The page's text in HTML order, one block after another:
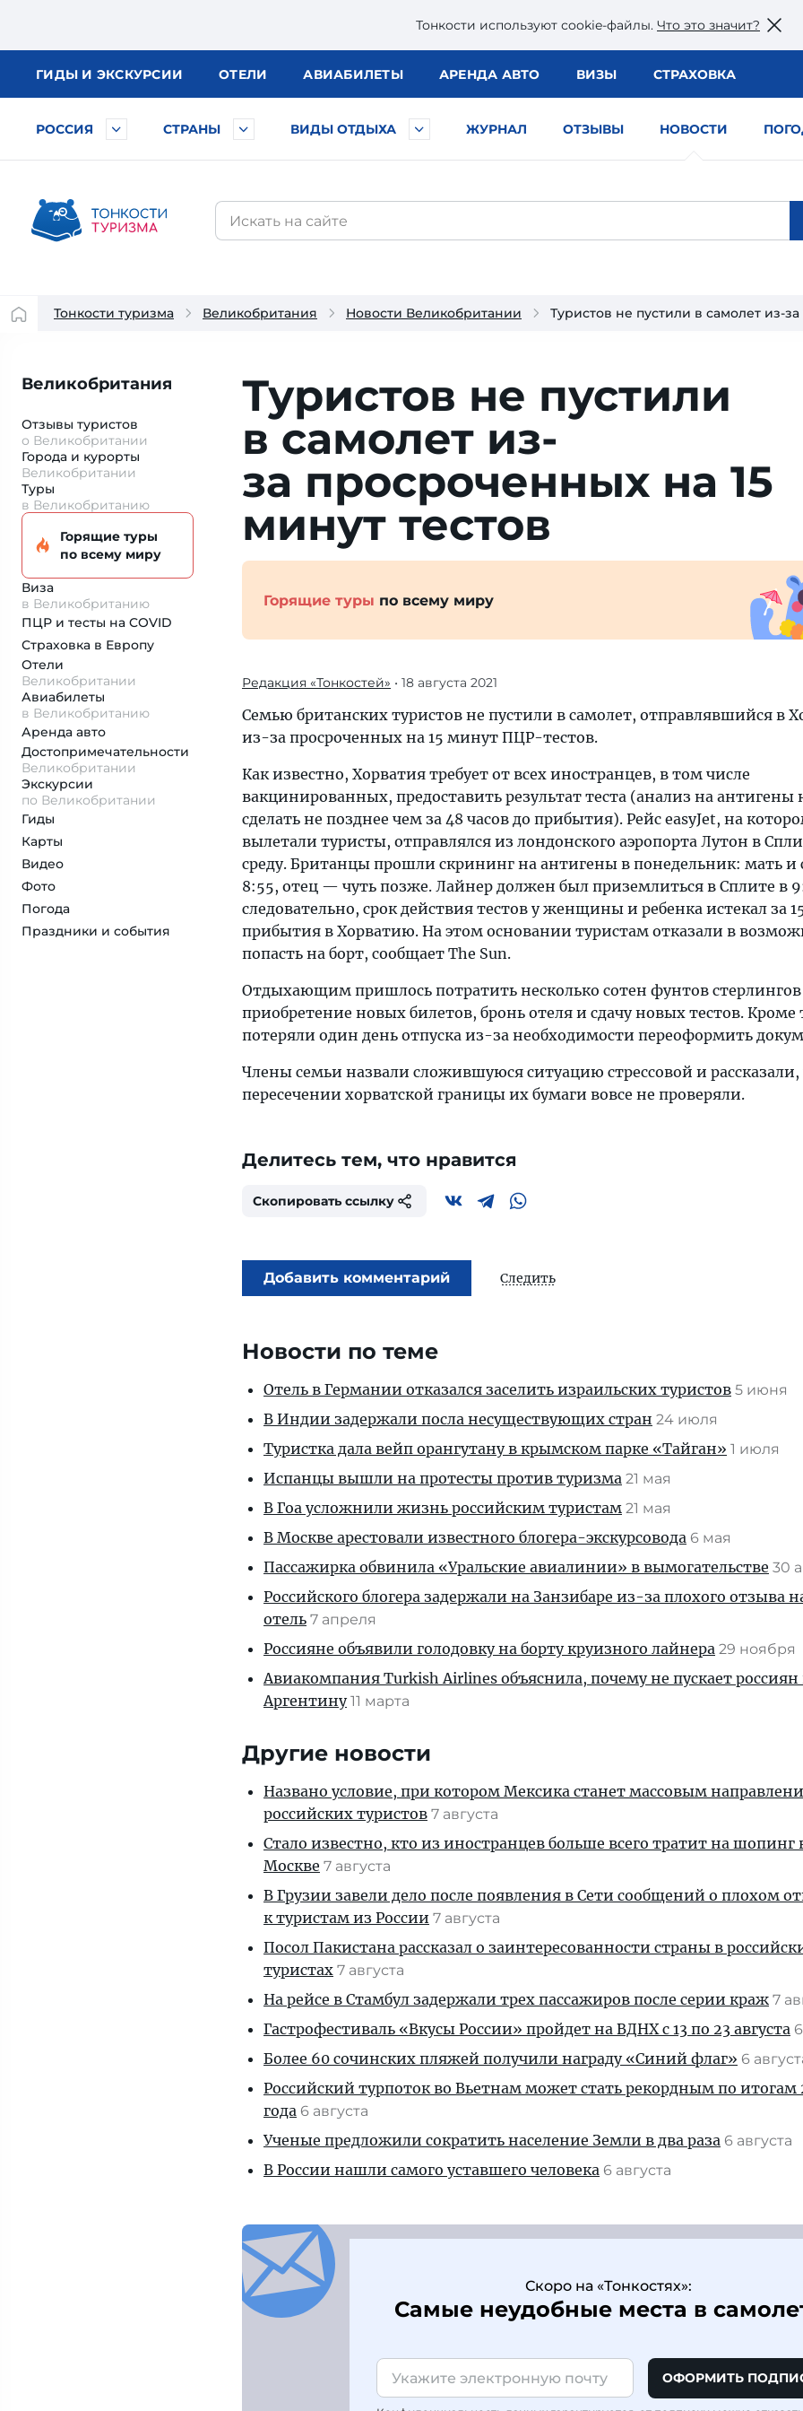
Тонкости используют сookie-файлы. Что это значит?
ГИДЫ И ЭКСКУРСИИ ОТЕЛИ АВИАБИЛЕТЫ АРЕНДА АВТО ВИЗЫ СТРАХОВКА
РОССИЯ СТРАНЫ ВИДЫ ОТДЫХА ЖУРНАЛ ОТЗЫВЫ НОВОСТИ
Тонкости туризма Великобритания Новости Великобритании Туристов не пустили в самолет из-
Великобритания
Отзывы туристов
о Великобритании
Города и курорты
Великобритании
Туры
в Великобританию
Горящие туры
по всему миру
Виза
в Великобританию
ПЦР и тесты на COVID
Страховка в Европу
Отели
Великобритании
Авиабилеты
в Великобританию
Аренда авто
Достопримеча­тельности
Великобритании
Экскурсии
по Великобритании
Гиды
Карты
Видео
Фото
Погода
Праздники и события
Туристов не пустили
в самолет из-
за просроченных на 15
минут тестов
Горящие туры по всему миру
Редакция «Тонкостей» • 18 августа 2021
Семью британских туристов не пустили в самолет, отправлявшийся в
из-за просроченных на 15 минут ПЦР-тестов.
Как известно, Хорватия требует от всех иностранцев, в том числе
вакцинированных, предоставить результат теста (анализ на антигены
сделать не позднее чем за 48 часов до прибытия). Рейс easyJet, на
вылетали туристы, отправлялся из лондонского аэропорта Лутон в
среду. Британцы прошли скрининг на антигены в понедельник: мать
8:55, отец — чуть позже. Лайнер должен был приземлиться в Сплите в
следовательно, срок действия тестов у женщины и ребенка истекал за
прибытия в Хорватию. На этом основании туристам отказали в
попасть на борт, сообщает The Sun.
Отдыхающим пришлось потратить несколько сотен фунтов
приобретение новых билетов, бронь отеля и сдачу новых тестов. Кроме
потеряли один день отпуска из-за необходимости переоформить
Члены семьи назвали сложившуюся ситуацию стрессовой и рассказали,
пересечении хорватской границы их бумаги вовсе не проверяли.
Делитесь тем, что нравится
Скопировать ссылку
Добавить комментарий Следить
Новости по теме
Отель в Германии отказался заселить израильских туристов 5 июня
В Индии задержали посла несуществующих стран 24 июля
Туристка дала вейп орангутану в крымском парке «Тайган» 1 июля
Испанцы вышли на протесты против туризма 21 мая
В Гоа усложнили жизнь российским туристам 21 мая
В Москве арестовали известного блогера-экскурсовода 6 мая
Пассажирка обвинила «Уральские авиалинии» в вымогательстве 30
Российского блогера задержали на Занзибаре из-за плохого отзыва
отель 7 апреля
Россияне объявили голодовку на борту круизного лайнера 29 ноября
Авиакомпания Turkish Airlines объяснила, почему не пускает россиян
Аргентину 11 марта
Другие новости
Названо условие, при котором Мексика станет массовым
российских туристов 7 августа
Стало известно, кто из иностранцев больше всего тратит на шопинг
Москве 7 августа
В Грузии завели дело после появления в Сети сообщений о плохом
к туристам из России 7 августа
Посол Пакистана рассказал о заинтересованности страны в
туристах 7 августа
На рейсе в Стамбул задержали трех пассажиров после серии краж 7
Гастрофестиваль «Вкусы России» пройдет на ВДНХ с 13 по 23 августа
Более 60 сочинских пляжей получили награду «Синий флаг» 6
Российский турпоток во Вьетнам может стать рекордным по итогам
года 6 августа
Ученые предложили сократить население Земли в два раза 6 августа
В России нашли самого уставшего человека 6 августа
Скоро на «Тонкостях»:
Самые неудобные места в
ОФОРМИТЬ